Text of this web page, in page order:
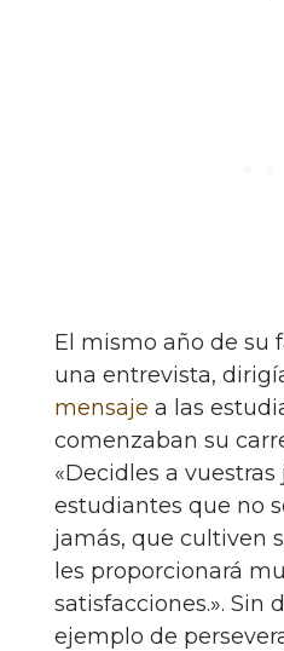
El mismo año de su
una entrevista,
mensaje a las
comenzaban su
«Decidles a vuestras
estudiantes que no
jamás, que cultiven
les proporcionará
satisfacciones.». Sin
ejemplo de